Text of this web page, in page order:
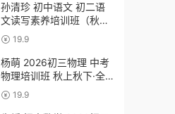
孙清珍 初中语文 初二语
文读写素养培训班（秋上
秋下·全国版·A+）百度网
盘下载
19.9
杨萌 2026初三物理 中考
物理培训班 秋上秋下·全
国版·S 百度网盘下载
19.9